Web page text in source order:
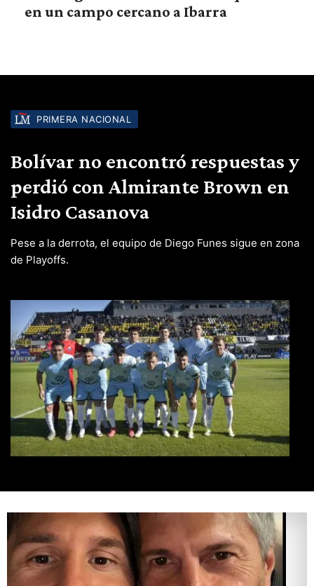
en un campo cercano a Ibarra
PRIMERA NACIONAL
Bolívar no encontró respuestas y
perdió con Almirante Brown en
Isidro Casanova
Pese a la derrota, el equipo de Diego Funes sigue en zona
de Playoffs.